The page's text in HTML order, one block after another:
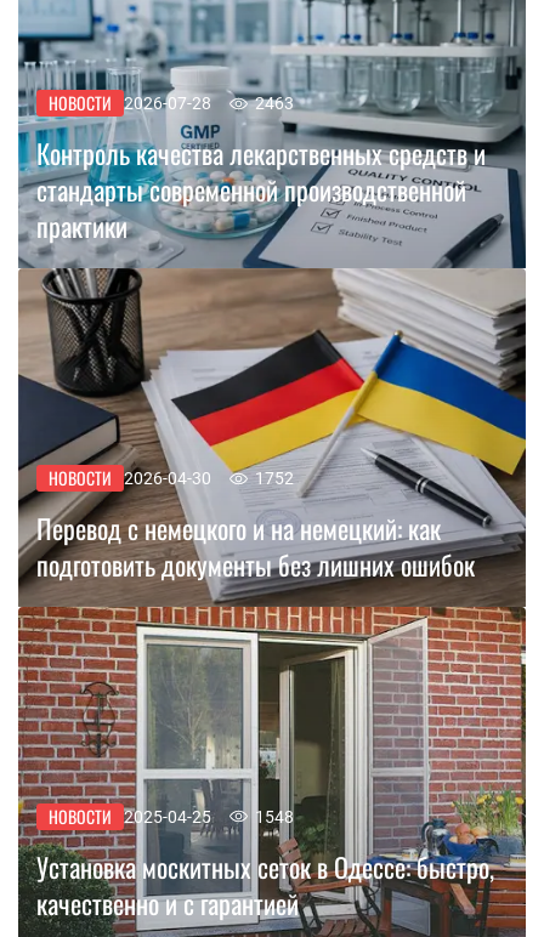
НОВОСТИ 2026-07-28 2463
Контроль качества лекарственных средств и
стандарты современной производственной
практики
НОВОСТИ 2026-04-30 1752
Перевод с немецкого и на немецкий: как
подготовить документы без лишних ошибок
НОВОСТИ 2025-04-25 1548
Установка москитных сеток в Одессе: быстро,
качественно и с гарантией